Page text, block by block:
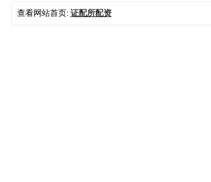
查看网站首页: 证配所配资